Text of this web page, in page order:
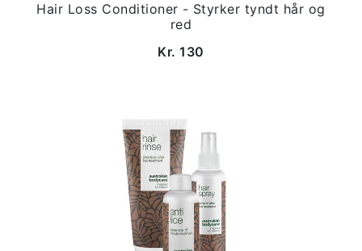
Hair Loss Conditioner - Styrker tyndt hår og
red
Kr. 130